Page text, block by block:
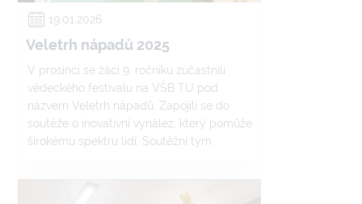
19.01.2026
Veletrh nápadů 2025
V prosinci se žáci 9. ročníku zúčastnili
vědeckého festivalu na VŠB TU pod
názvem Veletrh nápadů. Zapojili se do
soutěže o inovativní vynález, který pomůže
širokému spektru lidí. Soutěžní tým
samočistících rovnátek, využívající